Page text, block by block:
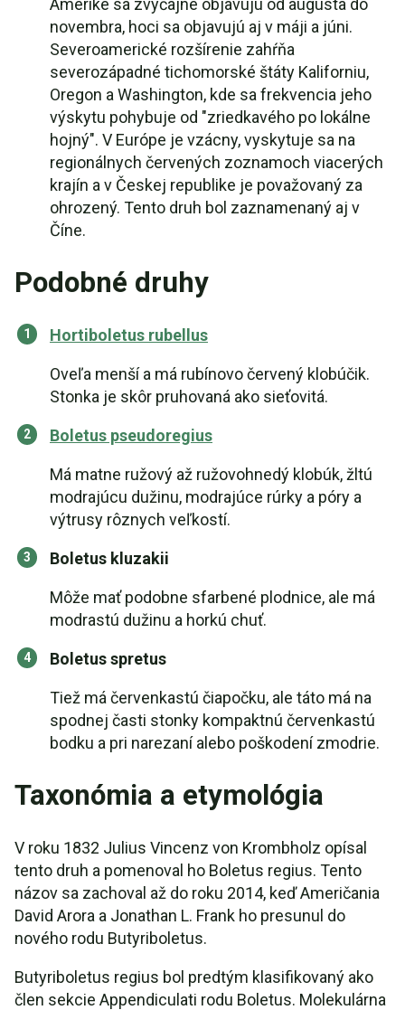
Amerike sa zvyčajne objavujú od augusta do
novembra, hoci sa objavujú aj v máji a júni.
Severoamerické rozšírenie zahŕňa
severozápadné tichomorské štáty Kaliforniu,
Oregon a Washington, kde sa frekvencia jeho
výskytu pohybuje od "zriedkavého po lokálne
hojný". V Európe je vzácny, vyskytuje sa na
regionálnych červených zoznamoch viacerých
krajín a v Českej republike je považovaný za
ohrozený. Tento druh bol zaznamenaný aj v
Číne.
Podobné druhy
Hortiboletus rubellus
Oveľa menší a má rubínovo červený klobúčik.
Stonka je skôr pruhovaná ako sieťovitá.
Boletus pseudoregius
Má matne ružový až ružovohnedý klobúk, žltú
modrajúcu dužinu, modrajúce rúrky a póry a
výtrusy rôznych veľkostí.
Boletus kluzakii
Môže mať podobne sfarbené plodnice, ale má
modrastú dužinu a horkú chuť.
Boletus spretus
Tiež má červenkastú čiapočku, ale táto má na
spodnej časti stonky kompaktnú červenkastú
bodku a pri narezaní alebo poškodení zmodrie.
Taxonómia a etymológia
V roku 1832 Julius Vincenz von Krombholz opísal
tento druh a pomenoval ho Boletus regius. Tento
názov sa zachoval až do roku 2014, keď Američania
David Arora a Jonathan L. Frank ho presunul do
nového rodu Butyriboletus.
Butyriboletus regius bol predtým klasifikovaný ako
člen sekcie Appendiculati rodu Boletus. Molekulárna